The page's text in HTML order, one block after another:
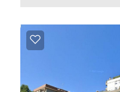
Nuova costruzione
Lusso